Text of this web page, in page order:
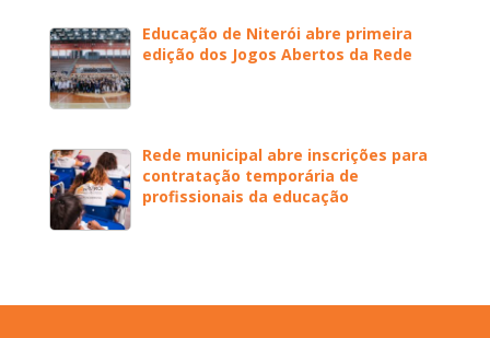
Educação de Niterói abre primeira
edição dos Jogos Abertos da Rede
Rede municipal abre inscrições para
contratação temporária de
profissionais da educação